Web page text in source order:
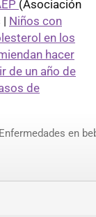
(Asociación
| Niños con
en los
hacer
de un año de
de
Enfermedades en